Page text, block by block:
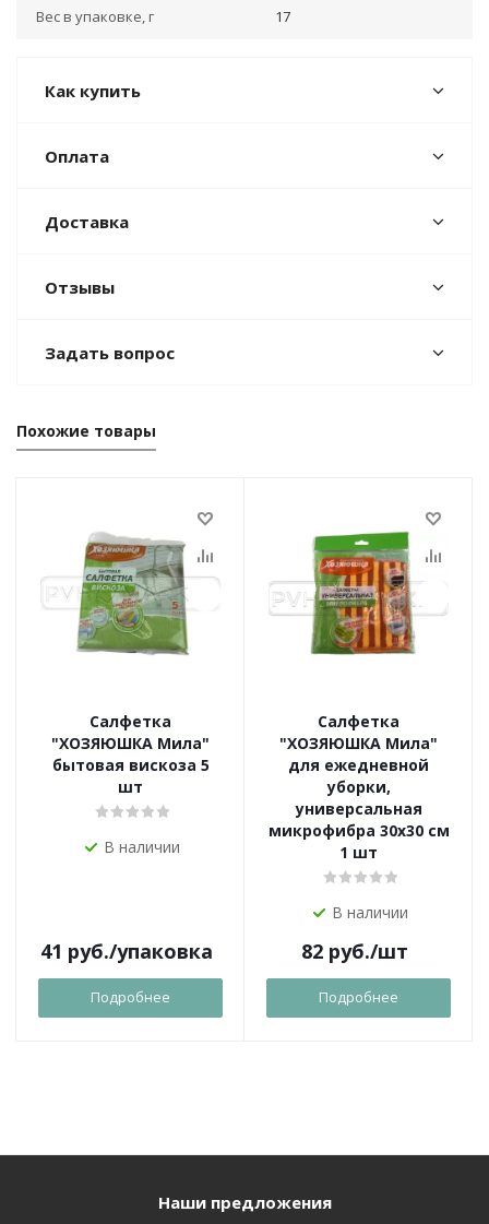
Вес в упаковке, г 17
Как купить
Оплата
Доставка
Отзывы
Задать вопрос
Похожие товары
Салфетка
"ХОЗЯЮШКА Мила"
бытовая вискоза 5
шт
В наличии
41 руб./упаковка
Подробнее
Салфетка
"ХОЗЯЮШКА Мила"
для ежедневной
уборки,
универсальная
микрофибра 30х30 см
1 шт
В наличии
82 руб./шт
Подробнее
Наши предложения